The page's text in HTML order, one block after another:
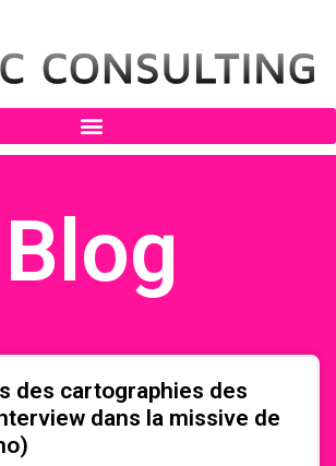
Blog
des cartographies des
dans la missive de